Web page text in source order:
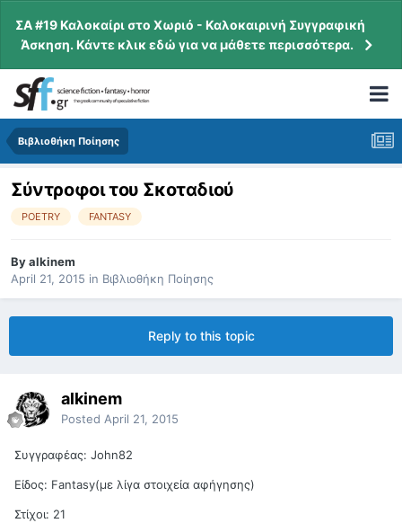
ΣΑ #19 Καλοκαίρι στο Χωριό - Καλοκαιρινή Συγγραφική
Άσκηση. Κάντε κλικ εδώ για να μάθετε περισσότερα.
Βιβλιοθήκη Ποίησης
Σύντροφοι του Σκοταδιού
POETRY FANTASY
Byalkinem
April 21, 2015 in Βιβλιοθήκη Ποίησης
Reply to this topic
alkinem
Posted April 21, 2015
Συγγραφέας: John82
Είδος: Fantasy(με λίγα στοιχεία αφήγησης)
Στίχοι: 21